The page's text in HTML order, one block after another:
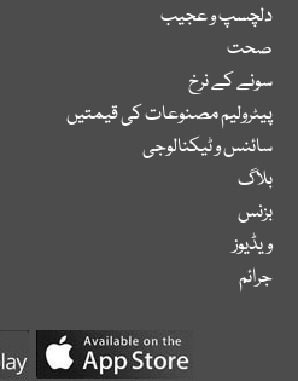
دلچسپ و عجیب
صحت
سونے کے نرخ
پیٹرولیم مصنوعات کی قیمتیں
سائنس و ٹیکنالوجی
بلاگ
بزنس
ویڈیوز
جرائم